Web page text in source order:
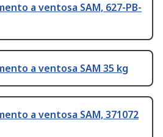
a ventosa SAM, 627-PB-
a ventosa SAM 35 kg
a ventosa SAM, 371072